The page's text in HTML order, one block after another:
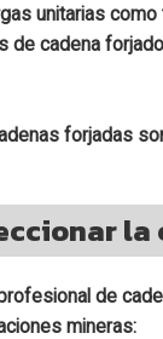
unitarias
de cadena
forjadas
de
mineras: